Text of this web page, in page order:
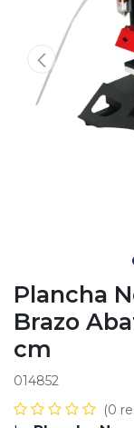
Plancha
Brazo
cm
014852
(0